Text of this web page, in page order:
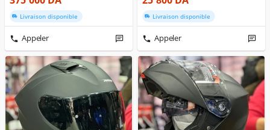
Livraison disponible
Appeler
Livraison disponible
Appeler